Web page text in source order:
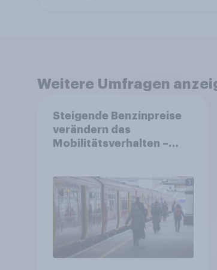
Weitere Umfragen
Steigende Benzinpreise
verändern das
Mobilitätsverhalten –
Auto auf öffentliche
Verkehrsmittel um